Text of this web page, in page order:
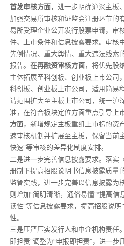
首发审核方面，进一步明确沪深主板
加强交易所审核和证监会注册环节的
易所受理企业公开发行股票申请，审
件、上市条件和信息披露要求。审核
先例情况、重大舆情、重大违法线索
报告。 在再融资审核方面，将优先股
主体拓展至科创板、创业板上市公司
科创板、创业板上市公司，适用简易
请范围扩大至主板上市公司，统一沪
准，在符合板块定位方面重点引导上
方面，新增规定主板重组上市标的资
速审核机制并扩展至主板，保留当前
快速”等审核的差异化制度安排。
二是进一步完善信息披露要求。落实
册制下提高招股说明书信息披露质量
监管实践，进一步完善以信息披露为
则增加“简明清晰，通俗易懂”“提高
读性”等信息披露要求，提高招股说
性。
三是压严压实发行人和中介机构责任
即担责”调整为“申报即担责”，进一步